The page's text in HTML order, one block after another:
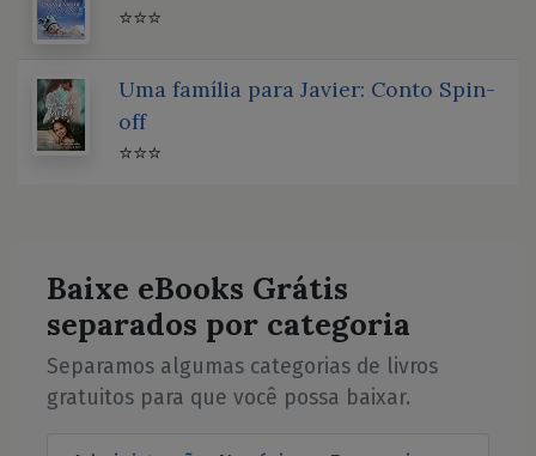
⭐⭐⭐
Uma família para Javier: Conto Spin-
off
⭐⭐⭐
Baixe eBooks Grátis
separados por categoria
Separamos algumas categorias de livros
gratuitos para que você possa baixar.